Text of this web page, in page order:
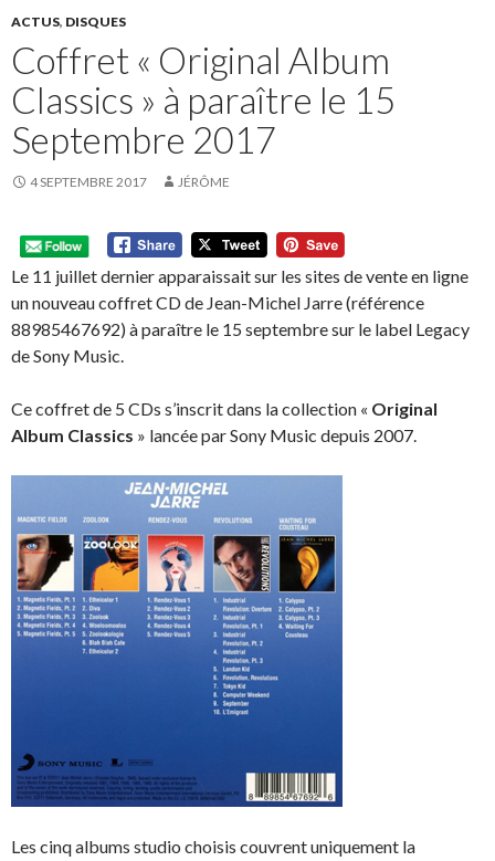
ACTUS, DISQUES
Coffret « Original Album
Classics » à paraître le 15
Septembre 2017
4 SEPTEMBRE 2017 JÉRÔME
Le 11 juillet dernier apparaissait sur les sites de vente en ligne
un nouveau coffret CD de Jean-Michel Jarre (référence
88985467692) à paraître le 15 septembre sur le label Legacy
de Sony Music.
Ce coffret de 5 CDs s’inscrit dans la collection « Original
Album Classics » lancée par Sony Music depuis 2007.
Les cinq albums studio choisis couvrent uniquement la